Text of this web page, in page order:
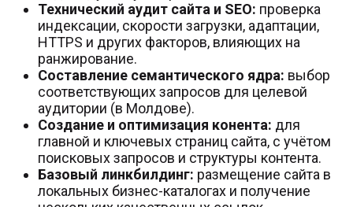
Технический аудит сайта и SEO: проверка
индексации, скорости загрузки, адаптации,
HTTPS и других факторов, влияющих на
ранжирование.
Составление семантического ядра: выбор
соответствующих запросов для целевой
аудитории (в Молдове).
Создание и оптимизация конента: для
главной и ключевых страниц сайта, с учётом
поисковых запросов и структуры контента.
Базовый линкбилдинг: размещение сайта в
локальных бизнес-каталогах и получение